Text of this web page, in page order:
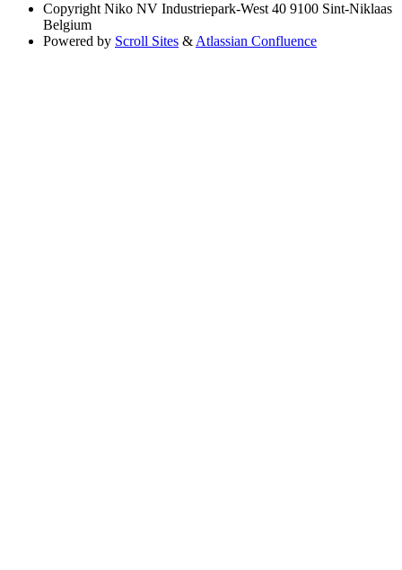
Copyright Niko NV Industriepark-West 40 9100 Sint-Niklaas
Belgium
Powered by Scroll Sites & Atlassian Confluence